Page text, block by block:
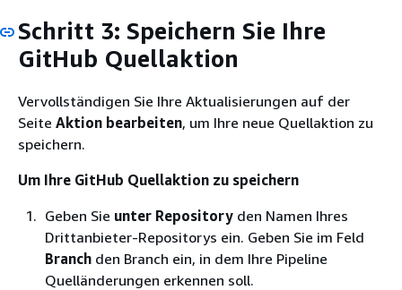
Schritt 3: Speichern Sie Ihre
GitHub Quellaktion
Vervollständigen Sie Ihre Aktualisierungen auf der
Seite Aktion bearbeiten, um Ihre neue Quellaktion zu
speichern.
Um Ihre GitHub Quellaktion zu speichern
Geben Sie unter Repository den Namen Ihres
Drittanbieter-Repositorys ein. Geben Sie im Feld
Branch den Branch ein, in dem Ihre Pipeline
Quelländerungen erkennen soll.